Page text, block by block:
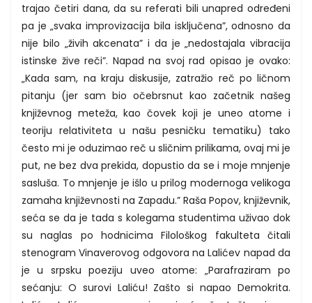
trajao četiri dana, da su referati bili unapred određeni
pa je „svaka improvizacija bila isključena”, odnosno da
nije bilo „živih akcenata” i da je „nedostajala vibracija
istinske žive reči”. Napad na svoj rad opisao je ovako:
„Kada sam, na kraju diskusije, zatražio reč po ličnom
pitanju (jer sam bio očebrsnut kao začetnik našeg
književnog meteža, kao čovek koji je uneo atome i
teoriju relativiteta u našu pesničku tematiku) tako
često mi je oduzimao reč u sličnim prilikama, ovaj mi je
put, ne bez dva prekida, dopustio da se i moje mnjenje
sasluša. To mnjenje je išlo u prilog modernoga velikoga
zamaha književnosti na Zapadu.” Raša Popov, književnik,
seća se da je tada s kolegama studentima uživao dok
su naglas po hodnicima Filološkog fakulteta čitali
stenogram Vinaverovog odgovora na Lalićev napad da
je u srpsku poeziju uveo atome: „Parafraziram po
sećanju: O surovi Laliću! Zašto si napao Demokrita.